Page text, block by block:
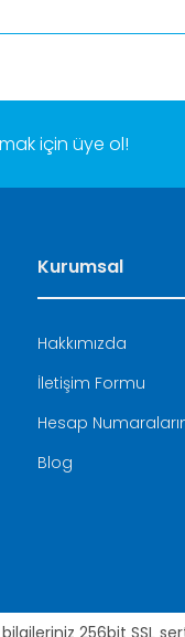
için üye ol!
Kurumsal
Hakkımızda
İletişim Formu
Hesap
Blog
256bit SSL